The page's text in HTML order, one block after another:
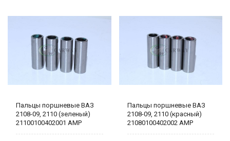
Пальцы поршневые ВАЗ
2108-09, 2110 (зеленый)
21100100402001 AMP
Пальцы поршневые ВАЗ
2108-09, 2110 (красный)
21080100402002 AMP